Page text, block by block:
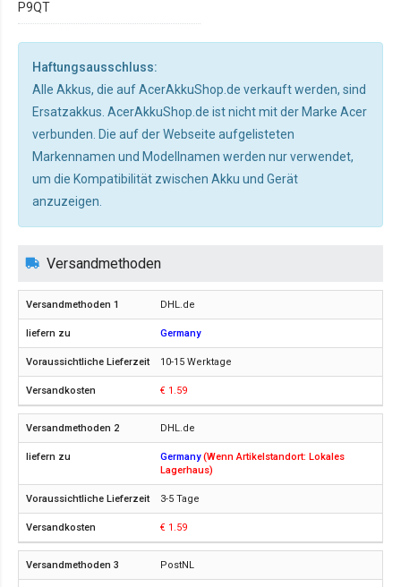
P9QT
Haftungsausschluss:
Alle Akkus, die auf AcerAkkuShop.de verkauft werden, sind
Ersatzakkus. AcerAkkuShop.de ist nicht mit der Marke Acer
verbunden. Die auf der Webseite aufgelisteten
Markennamen und Modellnamen werden nur verwendet,
um die Kompatibilität zwischen Akku und Gerät
anzuzeigen.
Versandmethoden
DHL.de
Germany
10-15 Werktage
€ 1.59
DHL.de
Germany(Wenn Artikelstandort: Lokales
Lagerhaus)
3-5 Tage
€ 1.59
PostNL